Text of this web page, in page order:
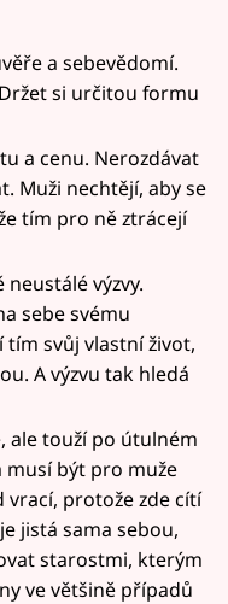
a sebevědomí.
si určitou formu
a cenu. Nerozdávat
Muži nechtějí, aby se
tím pro ně ztrácejí
výzvy.
sebe svému
svůj vlastní život,
A výzvu tak hledá
ale touží po útulném
musí být pro muže
vrací, protože zde cítí
jistá sama sebou,
starostmi, kterým
ve většině případů